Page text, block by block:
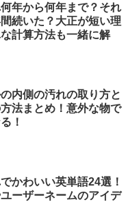
年から何年まで？それ
続いた？大正が短い理
計算方法も一緒に解
内側の汚れの取り方と
法まとめ！意外な物で
！
かわいい英単語24選！
ーザーネームのアイデ